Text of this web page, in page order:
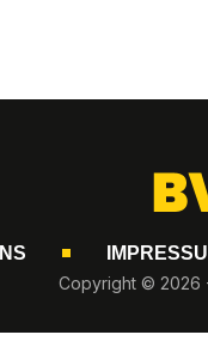
Copyright © 2026